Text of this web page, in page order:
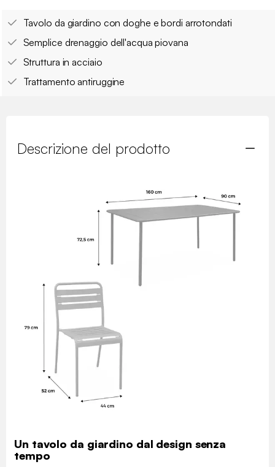
Tavolo da giardino con doghe e bordi arrotondati
Semplice drenaggio dell'acqua piovana
Struttura in acciaio
Trattamento antiruggine
Descrizione del prodotto
Un tavolo da giardino dal design senza
tempo